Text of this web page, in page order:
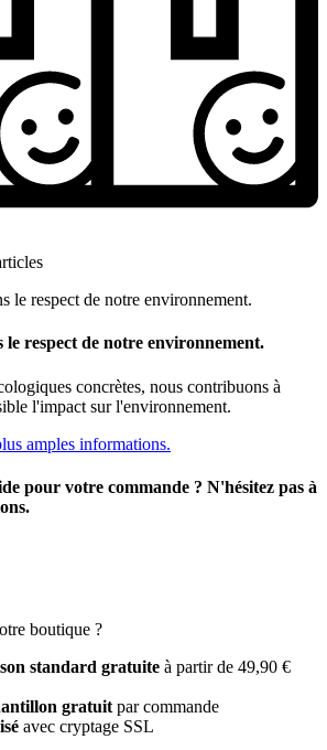
respect de notre environnement.
concrètes, nous contribuons à
l'impact sur l'environnement.
amples informations.
pour votre commande ? N'hésitez pas à
boutique ?
standard gratuite à partir de 49,90 €
gratuit par commande
avec cryptage SSL